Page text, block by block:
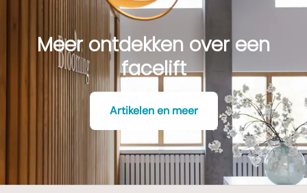
Meer ontdekken over een
facelift
Artikelen en meer